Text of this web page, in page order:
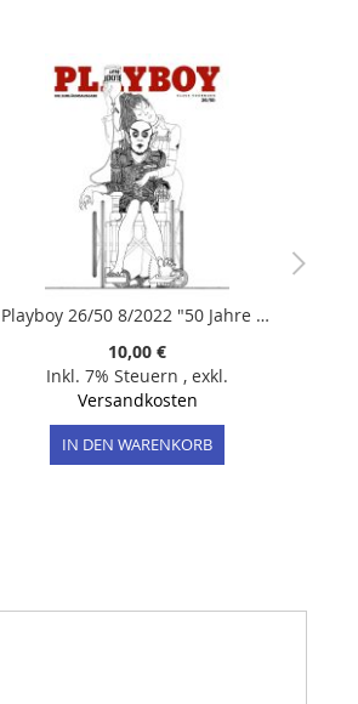
Playboy 26/50 8/2022 "50 Jahre Playboy - Jubiläumsausgabe Klaus Voormann"
10,00 €
Inkl. 7% Steuern , exkl.
Versandkosten
IN DEN WARENKORB